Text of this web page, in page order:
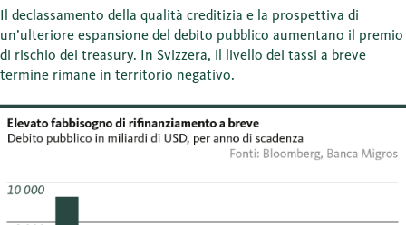
Il declassamento della qualità creditizia e la prospettiva di
un’ulteriore espansione del debito pubblico aumentano il premio
di rischio dei treasury. In Svizzera, il livello dei tassi a breve
termine rimane in territorio negativo.